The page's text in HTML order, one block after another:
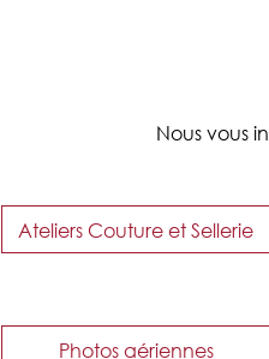
Nous vous
Ateliers Couture et Sellerie
Photos aériennes